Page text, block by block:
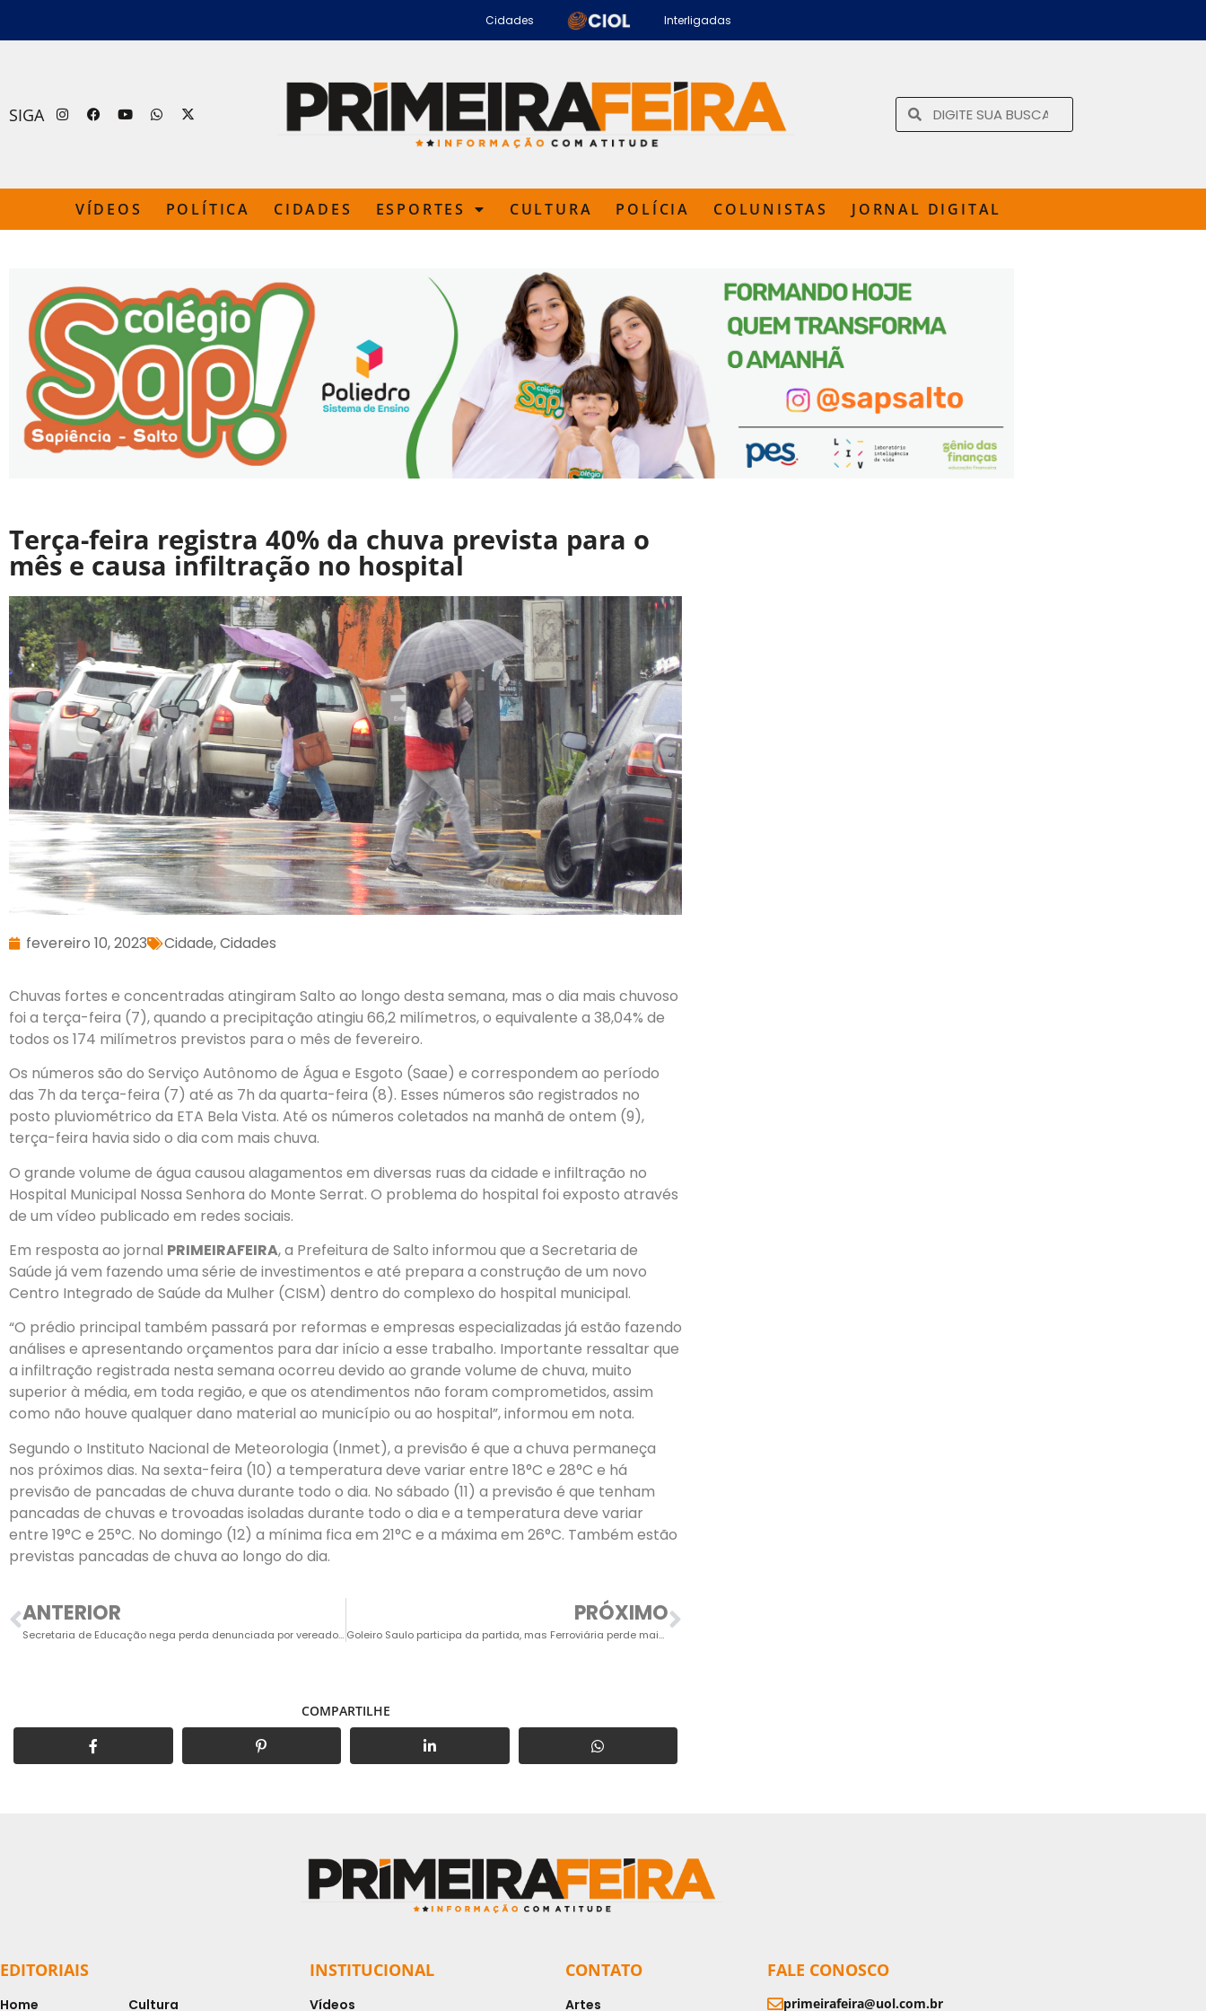
Cidades Interligadas
SIGA
VÍDEOS POLÍTICA CIDADES ESPORTES CULTURA POLÍCIA COLUNISTAS JORNAL DIGITAL
Terça-feira registra 40% da chuva prevista para o
mês e causa infiltração no hospital
fevereiro 10, 2023 Cidade,Cidades
Chuvas fortes e concentradas atingiram Salto ao longo desta semana, mas o dia mais chuvoso
foi a terça-feira (7), quando a precipitação atingiu 66,2 milímetros, o equivalente a 38,04% de
todos os 174 milímetros previstos para o mês de fevereiro.
Os números são do Serviço Autônomo de Água e Esgoto (Saae) e correspondem ao período
das 7h da terça-feira (7) até as 7h da quarta-feira (8). Esses números são registrados no
posto pluviométrico da ETA Bela Vista. Até os números coletados na manhã de ontem (9),
terça-feira havia sido o dia com mais chuva.
O grande volume de água causou alagamentos em diversas ruas da cidade e infiltração no
Hospital Municipal Nossa Senhora do Monte Serrat. O problema do hospital foi exposto através
de um vídeo publicado em redes sociais.
Em resposta ao jornal PRIMEIRAFEIRA, a Prefeitura de Salto informou que a Secretaria de
Saúde já vem fazendo uma série de investimentos e até prepara a construção de um novo
Centro Integrado de Saúde da Mulher (CISM) dentro do complexo do hospital municipal.
“O prédio principal também passará por reformas e empresas especializadas já estão fazendo
análises e apresentando orçamentos para dar início a esse trabalho. Importante ressaltar que
a infiltração registrada nesta semana ocorreu devido ao grande volume de chuva, muito
superior à média, em toda região, e que os atendimentos não foram comprometidos, assim
como não houve qualquer dano material ao município ou ao hospital”, informou em nota.
Segundo o Instituto Nacional de Meteorologia (Inmet), a previsão é que a chuva permaneça
nos próximos dias. Na sexta-feira (10) a temperatura deve variar entre 18°C e 28°C e há
previsão de pancadas de chuva durante todo o dia. No sábado (11) a previsão é que tenham
pancadas de chuvas e trovoadas isoladas durante todo o dia e a temperatura deve variar
entre 19°C e 25°C. No domingo (12) a mínima fica em 21°C e a máxima em 26°C. Também estão
previstas pancadas de chuva ao longo do dia.
ANTERIOR
Secretaria de Educação nega perda denunciada por vereador de R$ 1 milhão do Fundeb
PRÓXIMO
Goleiro Saulo participa da partida, mas Ferroviária perde mais uma e entra na zona de rebaixamento
COMPARTILHE
EDITORIAIS
Home Cultura
INSTITUCIONAL
Vídeos
CONTATO
Artes
FALE CONOSCO
primeirafeira@uol.com.br